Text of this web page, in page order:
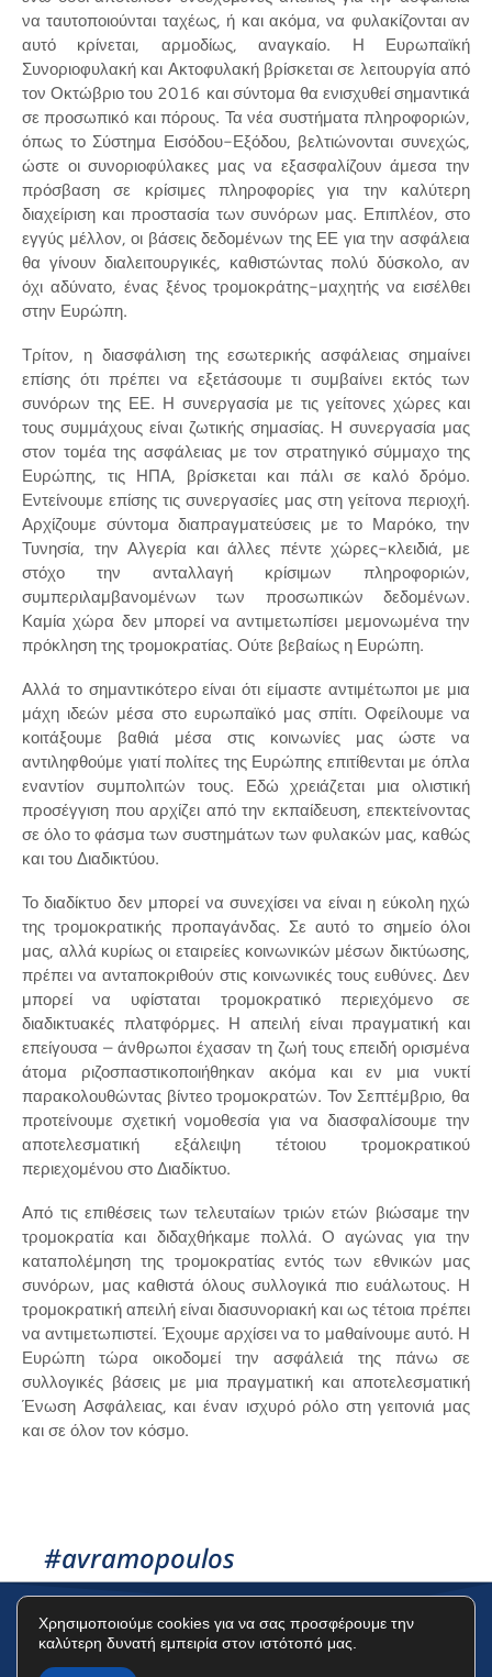
να ταυτοποιούνται ταχέως, ή και ακόμα, να φυλακίζονται αν
αυτό κρίνεται, αρμοδίως, αναγκαίο. Η Ευρωπαϊκή
Συνοριοφυλακή και Ακτοφυλακή βρίσκεται σε λειτουργία από
τον Οκτώβριο του 2016 και σύντομα θα ενισχυθεί σημαντικά
σε προσωπικό και πόρους. Τα νέα συστήματα πληροφοριών,
όπως το Σύστημα Εισόδου-Εξόδου, βελτιώνονται συνεχώς,
ώστε οι συνοριοφύλακες μας να εξασφαλίζουν άμεσα την
πρόσβαση σε κρίσιμες πληροφορίες για την καλύτερη
διαχείριση και προστασία των συνόρων μας. Επιπλέον, στο
εγγύς μέλλον, οι βάσεις δεδομένων της ΕΕ για την ασφάλεια
θα γίνουν διαλειτουργικές, καθιστώντας πολύ δύσκολο, αν
όχι αδύνατο, ένας ξένος τρομοκράτης-μαχητής να εισέλθει
στην Ευρώπη.
Τρίτον, η διασφάλιση της εσωτερικής ασφάλειας σημαίνει
επίσης ότι πρέπει να εξετάσουμε τι συμβαίνει εκτός των
συνόρων της ΕΕ. Η συνεργασία με τις γείτονες χώρες και
τους συμμάχους είναι ζωτικής σημασίας. Η συνεργασία μας
στον τομέα της ασφάλειας με τον στρατηγικό σύμμαχο της
Ευρώπης, τις ΗΠΑ, βρίσκεται και πάλι σε καλό δρόμο.
Εντείνουμε επίσης τις συνεργασίες μας στη γείτονα περιοχή.
Αρχίζουμε σύντομα διαπραγματεύσεις με το Μαρόκο, την
Τυνησία, την Αλγερία και άλλες πέντε χώρες-κλειδιά, με
στόχο την ανταλλαγή κρίσιμων πληροφοριών,
συμπεριλαμβανομένων των προσωπικών δεδομένων.
Καμία χώρα δεν μπορεί να αντιμετωπίσει μεμονωμένα την
πρόκληση της τρομοκρατίας. Ούτε βεβαίως η Ευρώπη.
Αλλά το σημαντικότερο είναι ότι είμαστε αντιμέτωποι με μια
μάχη ιδεών μέσα στο ευρωπαϊκό μας σπίτι. Οφείλουμε να
κοιτάξουμε βαθιά μέσα στις κοινωνίες μας ώστε να
αντιληφθούμε γιατί πολίτες της Ευρώπης επιτίθενται με όπλα
εναντίον συμπολιτών τους. Εδώ χρειάζεται μια ολιστική
προσέγγιση που αρχίζει από την εκπαίδευση, επεκτείνοντας
σε όλο το φάσμα των συστημάτων των φυλακών μας, καθώς
και του Διαδικτύου.
Το διαδίκτυο δεν μπορεί να συνεχίσει να είναι η εύκολη ηχώ
της τρομοκρατικής προπαγάνδας. Σε αυτό το σημείο όλοι
μας, αλλά κυρίως οι εταιρείες κοινωνικών μέσων δικτύωσης,
πρέπει να ανταποκριθούν στις κοινωνικές τους ευθύνες. Δεν
μπορεί να υφίσταται τρομοκρατικό περιεχόμενο σε
διαδικτυακές πλατφόρμες. Η απειλή είναι πραγματική και
επείγουσα – άνθρωποι έχασαν τη ζωή τους επειδή ορισμένα
άτομα ριζοσπαστικοποιήθηκαν ακόμα και εν μια νυκτί
παρακολουθώντας βίντεο τρομοκρατών. Τον Σεπτέμβριο, θα
προτείνουμε σχετική νομοθεσία για να διασφαλίσουμε την
αποτελεσματική εξάλειψη τέτοιου τρομοκρατικού
περιεχομένου στο Διαδίκτυο.
Από τις επιθέσεις των τελευταίων τριών ετών βιώσαμε την
τρομοκρατία και διδαχθήκαμε πολλά. Ο αγώνας για την
καταπολέμηση της τρομοκρατίας εντός των εθνικών μας
συνόρων, μας καθιστά όλους συλλογικά πιο ευάλωτους. Η
τρομοκρατική απειλή είναι διασυνοριακή και ως τέτοια πρέπει
να αντιμετωπιστεί. Έχουμε αρχίσει να το μαθαίνουμε αυτό. Η
Ευρώπη τώρα οικοδομεί την ασφάλειά της πάνω σε
συλλογικές βάσεις με μια πραγματική και αποτελεσματική
Ένωση Ασφάλειας, και έναν ισχυρό ρόλο στη γειτονιά μας
και σε όλον τον κόσμο.
#avramopoulos
Όροι ΧρήσηςΠολιτική Προστασίας Δεδομένων
Χρησιμοποιούμε cookies για να σας προσφέρουμε την
καλύτερη δυνατή εμπειρία στον ιστότοπό μας.